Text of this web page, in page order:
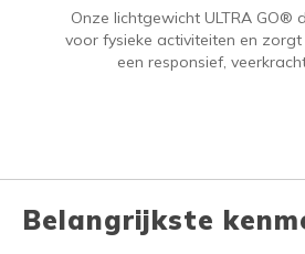
Onze lichtgewicht ULTRA GO®
voor fysieke activiteiten en
een responsief,
Belangrijkste